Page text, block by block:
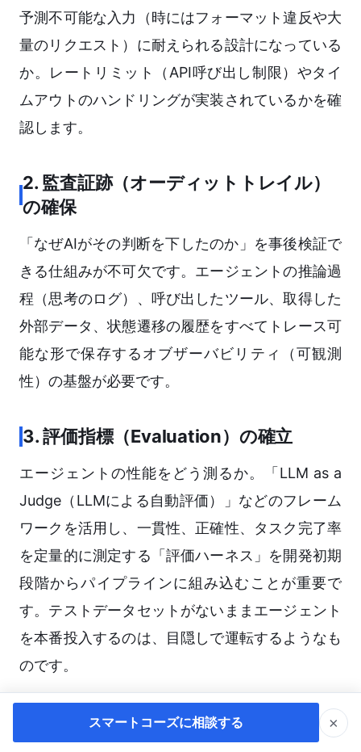
予測不可能な入力（時にはフォーマット違反や大
量のリクエスト）に耐えられる設計になっている
か。レートリミット（API呼び出し制限）やタイ
ムアウトのハンドリングが実装されているかを確
認します。
2. 監査証跡（オーディットトレイル）
の確保
「なぜAIがその判断を下したのか」を事後検証で
きる仕組みが不可欠です。エージェントの推論過
程（思考のログ）、呼び出したツール、取得した
外部データ、状態遷移の履歴をすべてトレース可
能な形で保存するオブザーバビリティ（可観測
性）の基盤が必要です。
3. 評価指標（Evaluation）の確立
エージェントの性能をどう測るか。「LLM as a
Judge（LLMによる自動評価）」などのフレーム
ワークを活用し、一貫性、正確性、タスク完了率
を定量的に測定する「評価ハーネス」を開発初期
段階からパイプラインに組み込むことが重要で
す。テストデータセットがないままエージェント
を本番投入するのは、目隠しで運転するようなも
のです。
4. 段階的導入のスモールスタート戦略
スマートコーズに相談する ×